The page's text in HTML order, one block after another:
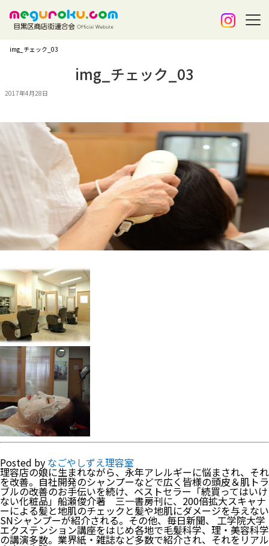
img_チェック_03
img_チェック_03
2017年4月28日
Posted by なごやしずえ理容室
理容店の娘に生まれながら、永年アレルギーに悩まされ、それ
を改善。自社開発のシャンプーなどで広く皆様の頭皮＆肌トラ
ブルの改善のお手伝いを続け、ベストセラー「続買ってはいけ
ない化粧品」船瀬俊介著 三一書房刊に、200倍拡大スキャナ
ーによる髪と地肌のチェックと髪や地肌にダメージを与えない
SNシャンプーが紹介される。その他、毎日新聞、 工学院大学
エクステンション講座をはじめ各地で毛髪科学、理・美容科学
の講演多数。業界紙・雑誌など多数で紹介され、それをリアル